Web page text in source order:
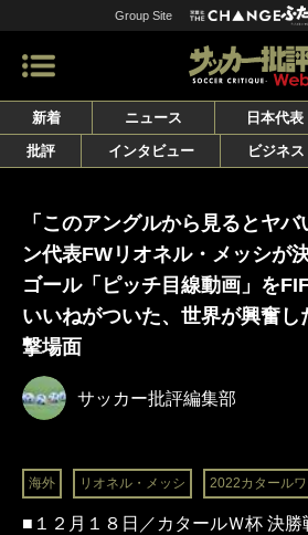
Group Site
新着 ニュース 日本代表
批評
インタビュー ビジネス
「このアングルから見るとヤ
ン代表FWリオネル・メッシが
ゴール「ピッチ目線動画」を
いいねがついた、世界が興奮
撃場面
サッカー批評編集部
海外 リオネル・メッシ 2022カタール
■１２月１８日／カタールＷ杯 決